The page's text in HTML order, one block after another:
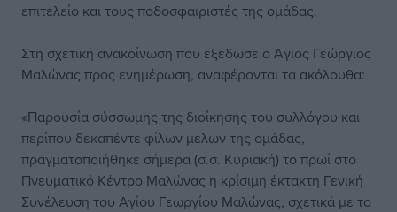
επιτελείο και τους ποδοσφαιριστές της ομάδας.
Στη σχετική ανακοίνωση που εξέδωσε ο Άγιος Γεώργιος
Μαλώνας προς ενημέρωση, αναφέρονται τα ακόλουθα:
«Παρουσία σύσσωμης της διοίκησης του συλλόγου και
περίπου δεκαπέντε φίλων μελών της ομάδας,
πραγματοποιήθηκε σήμερα (σ.σ. Κυριακή) το πρωί στο
Πνευματικό Κέντρο Μαλώνας η κρίσιμη έκτακτη Γενική
Συνέλευση του Αγίου Γεωργίου Μαλώνας, σχετικά με το